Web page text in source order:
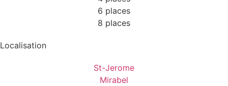
6 places
8 places
Localisation
St-Jerome
Mirabel